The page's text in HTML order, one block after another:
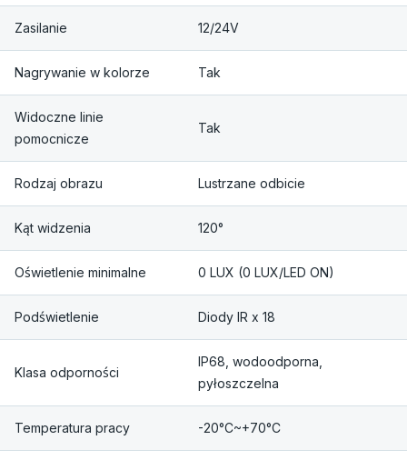
Zasilanie 12/24V
Nagrywanie w kolorze Tak
Widoczne linie
pomocnicze
Tak
Rodzaj obrazu Lustrzane odbicie
Kąt widzenia 120°
Oświetlenie minimalne 0 LUX (0 LUX/LED ON)
Podświetlenie Diody IR x 18
Klasa odporności
IP68, wodoodporna,
pyłoszczelna
Temperatura pracy -20°C~+70°C